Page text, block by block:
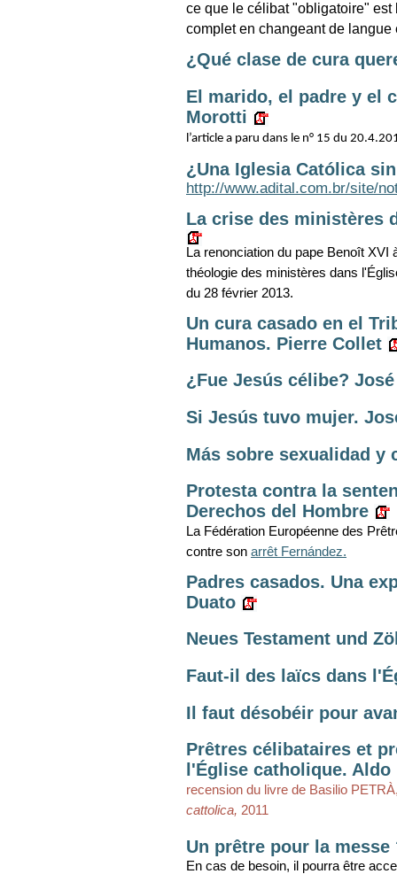
ce que le célibat "obligatoire"
complet en changeant de langue
¿Qué clase de cura
El marido, el padre y el
Morotti
l’article a paru dans le n° 15 du
¿Una Iglesia Católica
http://www.adital.com.br/site/
La crise des ministères
La renonciation du pape Benoît
théologie des ministères dans
du 28 février 2013.
Un cura casado en el
Humanos. Pierre Collet
¿Fue Jesús célibe?
Si Jesús tuvo mujer.
Más sobre sexualidad y
Protesta contra la
Derechos del Hombre
La Fédération Européenne des
contre son arrêt Fernández.
Padres casados. Una
Duato
Neues Testament und
Faut-il des laïcs dans
Il faut désobéir pour
Prêtres célibataires et
l'Église catholique. Aldo
recension du livre de Basilio
cattolica, 2011
Un prêtre pour la messe
En cas de besoin, il pourra être